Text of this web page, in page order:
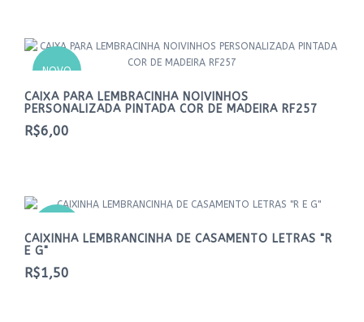
NOVO
CAIXA PARA LEMBRACINHA NOIVINHOS
PERSONALIZADA PINTADA COR DE MADEIRA RF257
R$6,00
CAIXINHA LEMBRANCINHA DE CASAMENTO LETRAS "R
E G"
R$1,50